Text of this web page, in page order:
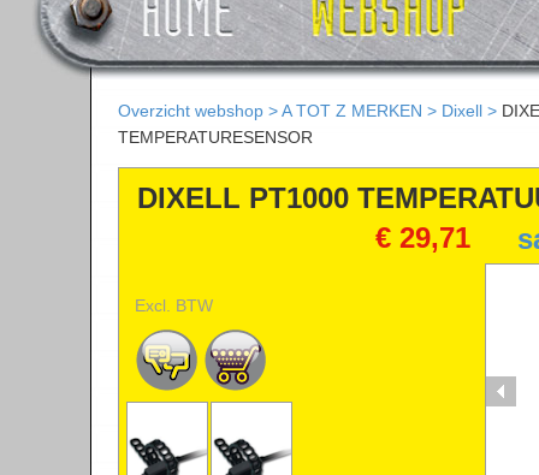
Overzicht webshop >A TOT Z MERKEN > Dixell >
TEMPERATURESENSOR
DIXELL PT1000
TEMPERATURESENSOR
€ 29,71
Excl. BTW